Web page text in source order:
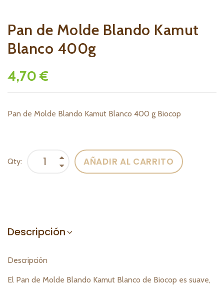
Pan de Molde Blando Kamut
Blanco 400g
4,70 €
Pan de Molde Blando Kamut Blanco 400 g Biocop
Qty: AÑADIR AL CARRITO
Descripción
Descripción
El Pan de Molde Blando Kamut Blanco de Biocop es suave,